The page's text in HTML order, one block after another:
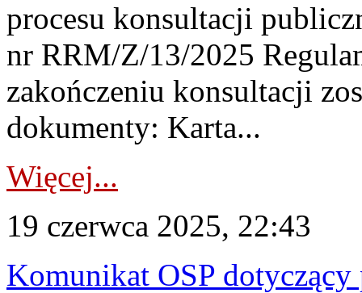
procesu konsultacji
nr RRM/Z/13/2025
zakończeniu konsultacji
dokumenty: Karta...
Więcej...
19 czerwca 2025, 22:43
Komunikat OSP